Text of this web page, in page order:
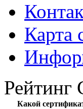
Карта
Рейтинг
Какой